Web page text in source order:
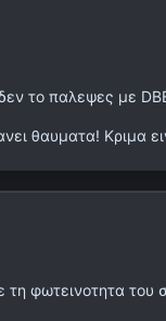
το παλεψες με
θαυματα! Κριμα
φωτεινοτητα του